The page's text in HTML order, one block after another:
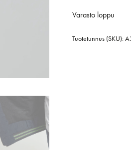
Varasto loppu
Tuotetunnus (SKU):